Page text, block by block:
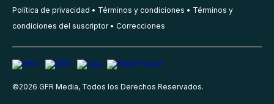
Política de privacidad Términos y condiciones
Términos y
condiciones del suscriptor
Correcciones
©2026 GFR Media, Todos los Derechos Reservados.